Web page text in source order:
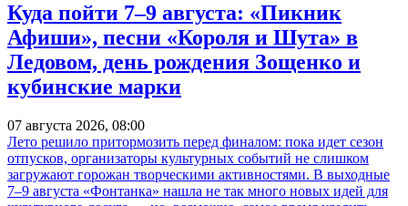
Куда пойти 7–9 августа: «Пикник
Афиши», песни «Короля и Шута» в
Ледовом, день рождения Зощенко и
кубинские марки
07 августа 2026, 08:00
Лето решило притормозить перед финалом: пока идет сезон
отпусков, организаторы культурных событий не слишком
загружают горожан творческими активностями. В выходные
7–9 августа «Фонтанка» нашла не так много новых идей для